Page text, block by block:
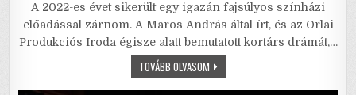
c
e
it
te
r
ai
l
ai
l
at
s
ar
e
A 2022-es évet sikerült egy igazán fajsúlyos színházi
előadással zárnom. A Maros András által írt, és az Orlai
Produkciós Iroda égisze alatt bemutatott kortárs drámát,…
TOVÁBB OLVASOMREDŐNY
–
CSALÁDI